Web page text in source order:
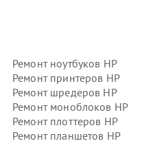
Ремонт ноутбуков HP
Ремонт принтеров HP
Ремонт шредеров HP
Ремонт моноблоков HP
Ремонт плоттеров HP
Ремонт планшетов HP